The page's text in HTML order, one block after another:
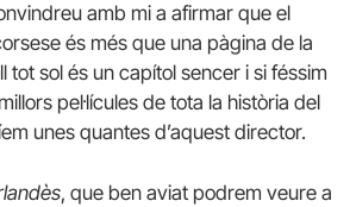
amb mi a afirmar que el
és més que una pàgina de la
tot sol és un capítol sencer i si féssim
pel·lícules de tota la història del
unes quantes d’aquest director.
, que ben aviat podrem veure a